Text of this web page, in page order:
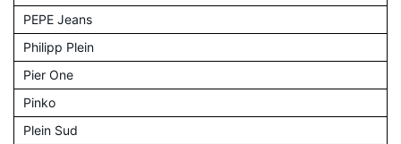
PEPE Jeans
Philipp Plein
Pier One
Pinko
Plein Sud